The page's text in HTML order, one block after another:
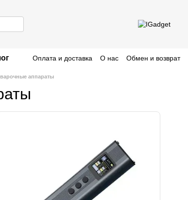
Оплата и доставка О нас Обмен и возврат
аппараты